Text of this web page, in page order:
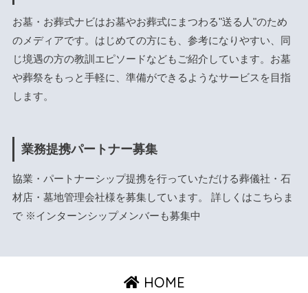
お墓・お葬式ナビはお墓やお葬式にまつわる"送る人"のため
のメディアです。はじめての方にも、参考になりやすい、同
じ境遇の方の教訓エピソードなどもご紹介しています。お墓
や葬祭をもっと手軽に、準備ができるようなサービスを目指
します。
業務提携パートナー募集
協業・パートナーシップ提携を行っていただける葬儀社・石
材店・墓地管理会社様を募集しています。 詳しくはこちら ま
で ※インターンシップメンバーも募集中
HOME